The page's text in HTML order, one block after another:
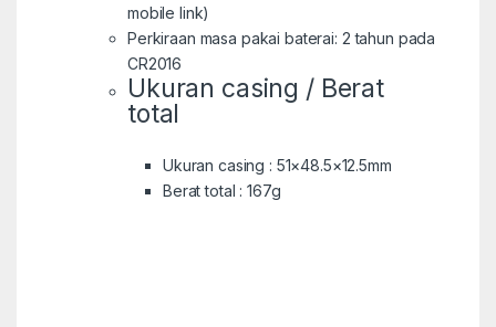
mobile link)
Perkiraan masa pakai baterai: 2 tahun pada
CR2016
Ukuran casing / Berat
total
Ukuran casing : 51×48.5×12.5mm
Berat total : 167g